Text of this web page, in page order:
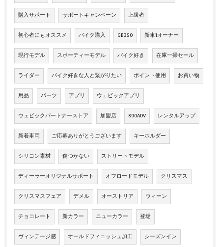
購入サポート サポートキャンペーン 上級者
初心者にもオススメ バイク購入 GB350 新車1オーナー
現行モデル スポーティーモデル バイク好き 在庫一掃セール
ライダー バイク好きな人と繋がりたい ポイント使用 お買い物
用品 パーツ アプリ ウェビックアプリ
ウェビックパートナーストア 加盟店 890ADV レンタルアップ
新着車両 ご応募ありがとうございます キーホルダー
シリコン素材 傷つかない ストリートモデル
ディーラーオリジナルサポート オフロードモデル クリスマス
クリスマスフェア デメル オーストリア ウィーン
チョコレート 新カラー ニューカラー 登場
ヴィンテージ感 オールドフィニッシュ加工 シーズンイン